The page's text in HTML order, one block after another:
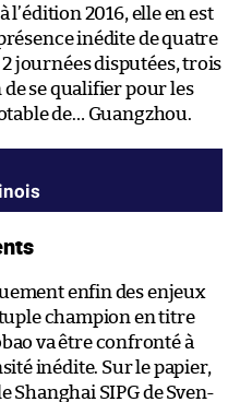
l’édition 2016, elle en est
inédite de quatre
journées disputées, trois
se qualifier pour les
de… Guangzhou.
enfin des enjeux
champion en titre
va être confronté à
inédite. Sur le papier,
Shanghai SIPG de Sven-